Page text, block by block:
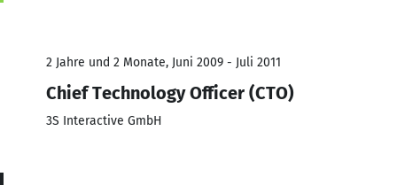
2 Jahre und 2 Monate, Juni 2009 - Juli 2011
Chief Technology Officer (CTO)
3S Interactive GmbH